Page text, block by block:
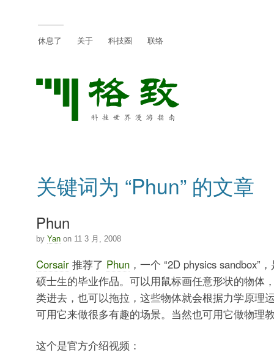
休息了 关于 科技圈 联络
关键词为 “Phun” 的文章
Phun
by Yanon 11 3 月, 2008
Corsair推荐了 Phun，一个 “2D physics sandbox”
硕士生的毕业作品。可以用鼠标画任意形状的物体
类进去，也可以拖拉，这些物体就会根据力学原理
可用它来做很多有趣的场景。当然也可用它做物理
这个是官方介绍视频：